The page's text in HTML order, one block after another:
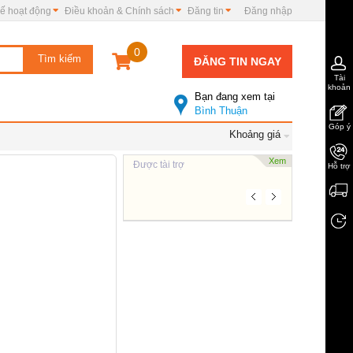
Đăng nhập
Đăng tin
Điều khoản & Chính sách
hoạt động
0
ĐĂNG TIN NGAY
Bạn đang xem tại
Bình Thuận
Khoảng giá
Được tài trợ Xem
Tài
khoản
Góp ý
Hỗ trợ